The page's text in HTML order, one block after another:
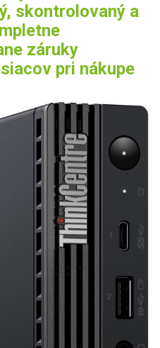
skontrolovaný a
záruky
pri nákupe